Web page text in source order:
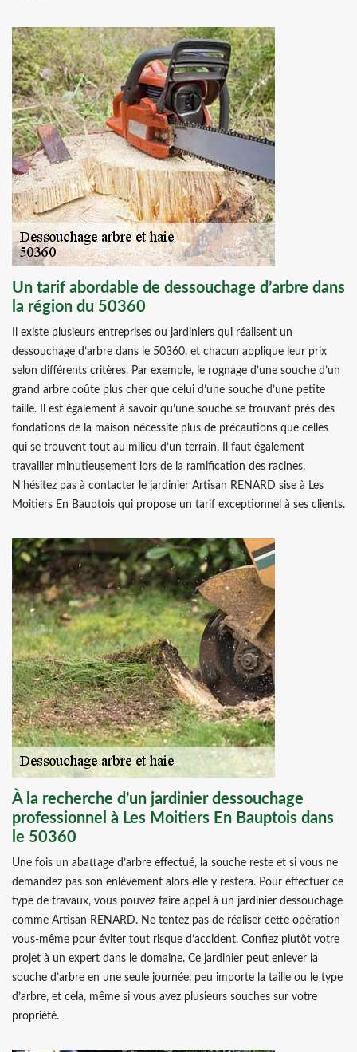
Un tarif abordable de dessouchage d’arbre dans
la région du 50360
Il existe plusieurs entreprises ou jardiniers qui réalisent un
dessouchage d’arbre dans le 50360, et chacun applique leur prix
selon différents critères. Par exemple, le rognage d’une souche d’un
grand arbre coûte plus cher que celui d’une souche d’une petite
taille. Il est également à savoir qu’une souche se trouvant près des
fondations de la maison nécessite plus de précautions que celles
qui se trouvent tout au milieu d’un terrain. Il faut également
travailler minutieusement lors de la ramification des racines.
N’hésitez pas à contacter le jardinier Artisan RENARD sise à Les
Moitiers En Bauptois qui propose un tarif exceptionnel à ses clients.
À la recherche d’un jardinier dessouchage
professionnel à Les Moitiers En Bauptois dans
le 50360
Une fois un abattage d’arbre effectué, la souche reste et si vous ne
demandez pas son enlèvement alors elle y restera. Pour effectuer ce
type de travaux, vous pouvez faire appel à un jardinier dessouchage
comme Artisan RENARD. Ne tentez pas de réaliser cette opération
vous-même pour éviter tout risque d’accident. Confiez plutôt votre
projet à un expert dans le domaine. Ce jardinier peut enlever la
souche d’arbre en une seule journée, peu importe la taille ou le type
d’arbre, et cela, même si vous avez plusieurs souches sur votre
propriété.